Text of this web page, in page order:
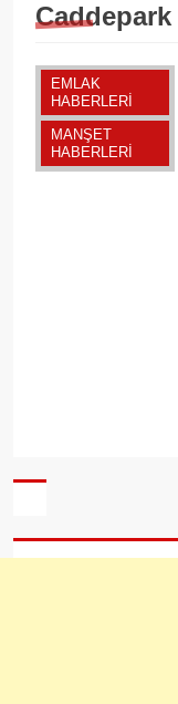
EMLAK
HABERLERI
MANŞET
HABERLERI